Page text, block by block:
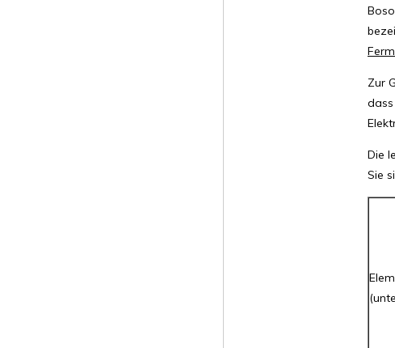
Zur
Die
Sie